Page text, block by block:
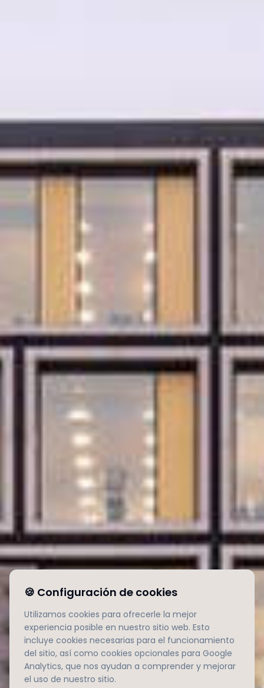
🍪 Configuración de cookies
Utilizamos cookies para ofrecerle la mejor
experiencia posible en nuestro sitio web. Esto
incluye cookies necesarias para el funcionamiento
del sitio, así como cookies opcionales para Google
Analytics, que nos ayudan a comprender y mejorar
el uso de nuestro sitio.